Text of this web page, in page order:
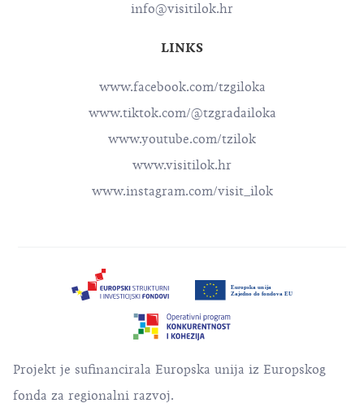
info@visitilok.hr
LINKS
www.facebook.com/tzgiloka
www.tiktok.com/@tzgradailoka
www.youtube.com/tzilok
www.visitilok.hr
www.instagram.com/visit_ilok
Projekt je sufinancirala Europska unija iz Europskog
fonda za regionalni razvoj.